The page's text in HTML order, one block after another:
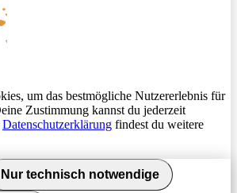
um das bestmögliche Nutzererlebnis für
Zustimmung kannst du jederzeit
Datenschutzerklärung findest du weitere
Nur technisch notwendige